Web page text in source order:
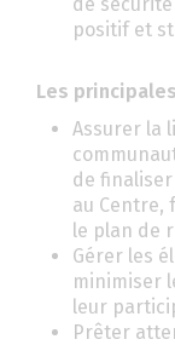
positif et
Les
Assurer la
de
au Centre,
le plan de
Gérer les
minimiser
leur
Prêter